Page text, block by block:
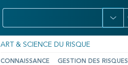
ART & SCIENCE DU RISQUE
CONNAISSANCE GESTION DES RISQUES